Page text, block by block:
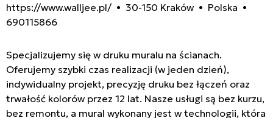
https://www.walljee.pl/ • 30-150 Kraków • Polska •
690115866
Specjalizujemy się w druku muralu na ścianach.
Oferujemy szybki czas realizacji (w jeden dzień),
indywidualny projekt, precyzję druku bez łączeń oraz
trwałość kolorów przez 12 lat. Nasze usługi są bez kurzu,
bez remontu, a mural wykonany jest w technologii, która